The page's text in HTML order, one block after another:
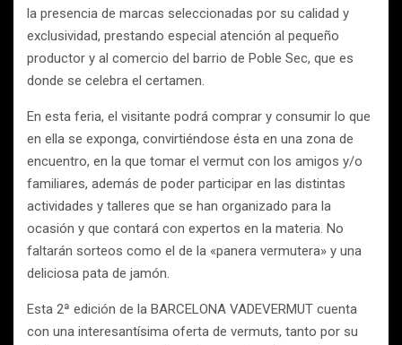
la presencia de marcas seleccionadas por su calidad y
exclusividad, prestando especial atención al pequeño
productor y al comercio del barrio de Poble Sec, que es
donde se celebra el certamen.
En esta feria, el visitante podrá comprar y consumir lo que
en ella se exponga, convirtiéndose ésta en una zona de
encuentro, en la que tomar el vermut con los amigos y/o
familiares, además de poder participar en las distintas
actividades y talleres que se han organizado para la
ocasión y que contará con expertos en la materia. No
faltarán sorteos como el de la «panera vermutera» y una
deliciosa pata de jamón.
Esta 2ª edición de la BARCELONA VADEVERMUT cuenta
con una interesantísima oferta de vermuts, tanto por su